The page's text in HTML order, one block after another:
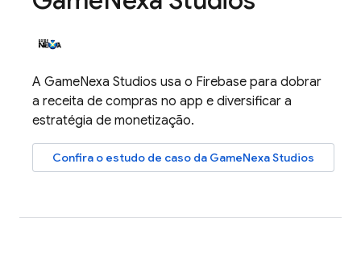
A GameNexa Studios usa o Firebase para dobrar
a receita de compras no app e diversificar a
estratégia de monetização.
Confira o estudo de caso da GameNexa Studios